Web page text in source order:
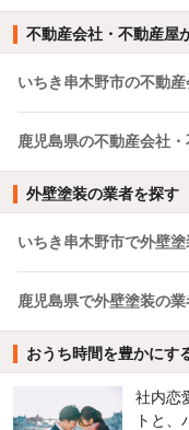
不動産会社・不動産屋
いちき串木野市の不動
鹿児島県の不動産会社
外壁塗装の業者を探す
いちき串木野市で外壁
鹿児島県で外壁塗装の
おうち時間を豊かにす
社内恋
トと、